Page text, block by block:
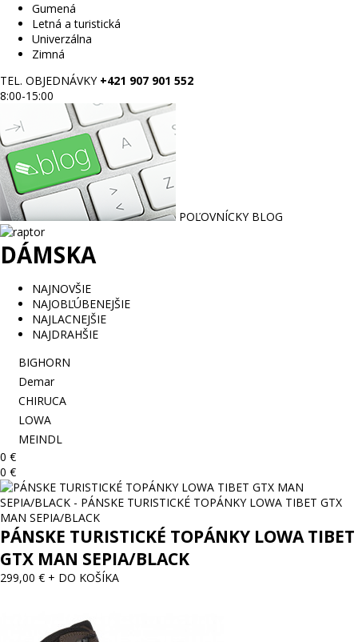
Gumená
Letná a turistická
Univerzálna
Zimná
TEL. OBJEDNÁVKY +421 907 901 552
8:00-15:00
POĽOVNÍCKY BLOG
DÁMSKA
NAJNOVŠIE
NAJOBĽÚBENEJŠIE
NAJLACNEJŠIE
NAJDRAHŠIE
BIGHORN
Demar
CHIRUCA
LOWA
MEINDL
0 €
0 €
PÁNSKE TURISTICKÉ TOPÁNKY LOWA TIBET
GTX MAN SEPIA/BLACK
299,00 € + DO KOŠÍKA